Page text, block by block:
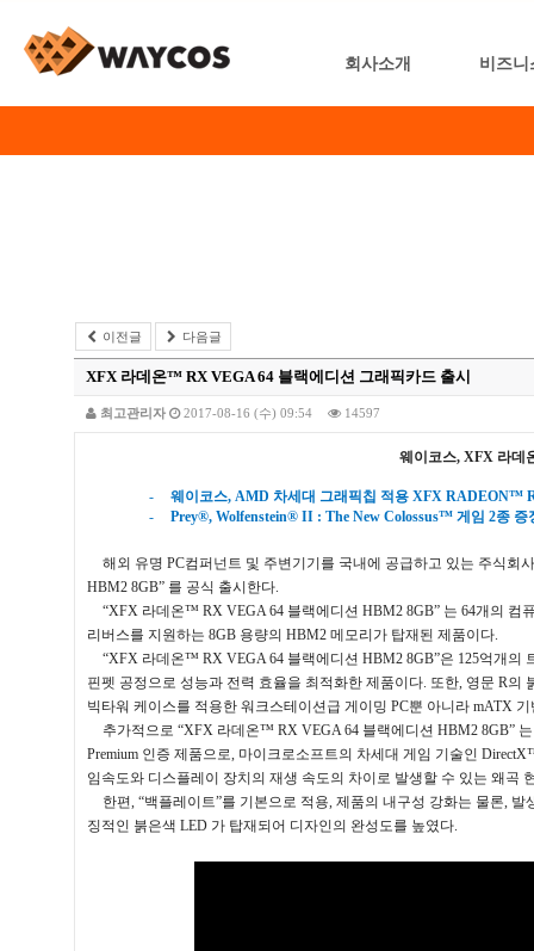
회사소개 비즈니
이전글 다음글
XFX 라데온™ RX VEGA 64 블랙에디션 그래픽카드 출시
최고관리자 2017-08-16 (수) 09:54 14597
웨이코스, XFX 라
- 웨이코스, AMD 차세대 그래픽칩 적용 XFX RADEON™
-
Prey®, Wolfenstein® II : The New Colossus™ 게임 2종 증
해외 유명PC컴퍼넌트 및 주변기기를 국내에 공급하고 있는 주식회
HBM2 8GB” 를 공식 출시한다.
“XFX 라데온™ RX VEGA 64 블랙에디션HBM2 8GB” 는64개의 컴
리버스를 지원하는 8GB 용량의 HBM2 메모리가 탑재된 제품이다.
“XFX 라데온™ RX VEGA 64 블랙에디션HBM2 8GB”은 125억개의
핀펫 공정으로 성능과 전력 효율을 최적화한 제품이다. 또한, 영문 R의
빅타워 케이스를 적용한 워크스테이션급 게이밍 PC뿐 아니라 mATX 기
추가적으로“XFX 라데온™ RX VEGA 64 블랙에디션HBM2 8GB”
Premium 인증 제품으로, 마이크로소프트의 차세대 게임 기술인 DirectX
임속도와 디스플레이 장치의 재생 속도의 차이로 발생할 수 있는 왜곡
한편, “백플레이트”를 기본으로 적용,제품의 내구성 강화는 물론, 발
징적인 붉은색 LED 가 탑재되어 디자인의 완성도를 높였다.